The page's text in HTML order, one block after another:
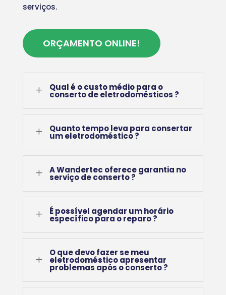
serviços.
ORÇAMENTO ONLINE!
L Qual é o custo médio para o
conserto de eletrodomésticos ?
L Quanto tempo leva para consertar
um eletrodoméstico ?
L A Wandertec oferece garantia no
serviço de conserto ?
L É possível agendar um horário
específico para o reparo ?
L
O que devo fazer se meu
eletrodoméstico apresentar
problemas após o conserto ?